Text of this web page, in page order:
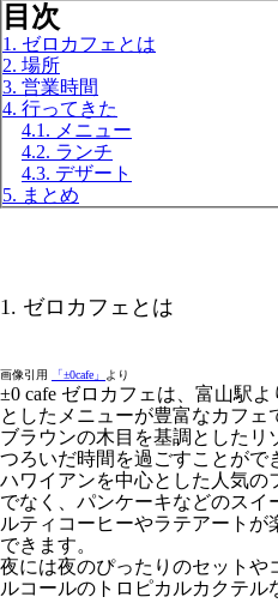
目次
1. ゼロカフェとは
2. 場所
3. 営業時間
4. 行ってきた
4.1. メニュー
4.2. ランチ
4.3. デザート
5. まとめ
1. ゼロカフェとは
画像引用 「±0cafe」 より
±0 cafe ゼロカフェは、富山駅
としたメニューが豊富なカフェ
ブラウンの木目を基調としたリ
つろいだ時間を過ごすことがで
ハワイアンを中心とした人気の
でなく、パンケーキなどのスイ
ルティコーヒーやラテアートが
できます。
夜には夜のぴったりのセットや
ルコールのトロピカルカクテル